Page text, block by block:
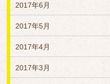
2017年6月
2017年5月
2017年4月
2017年3月